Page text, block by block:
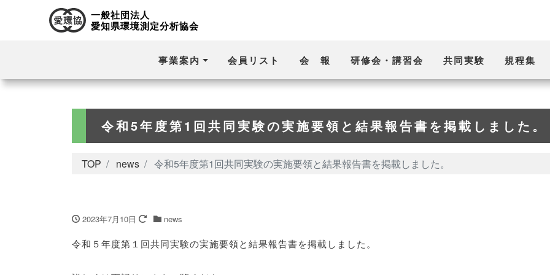
一般社団法人
愛知県環境測定分析協会
事業案内 会員リスト 会 報 研修会・講習会 共同実験 規程集
令和5年度第1回共同実験の実施要領と結果報告書を掲載しました。
TOP news 令和5年度第1回共同実験の実施要領と結果報告書を掲載しました。
2023年7月10日 news
令和５年度第１回共同実験の実施要領と結果報告書を掲載しました。